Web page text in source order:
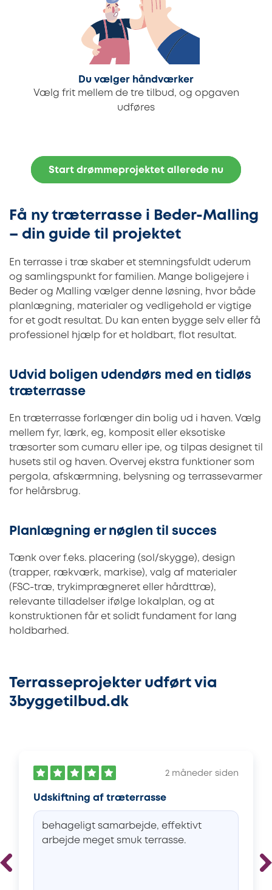
Du vælger håndværker
Vælg frit mellem de tre tilbud, og opgaven
udføres
Start drømmeprojektet allerede nu
Få ny træterrasse i Beder-Malling
– din guide til projektet
En terrasse i træ skaber et stemningsfuldt uderum
og samlingspunkt for familien. Mange boligejere i
Beder og Malling vælger denne løsning, hvor både
planlægning, materialer og vedligehold er vigtige
for et godt resultat. Du kan enten bygge selv eller få
professionel hjælp for et holdbart, flot resultat.
Udvid boligen udendørs med en tidløs
træterrasse
En træterrasse forlænger din bolig ud i haven. Vælg
mellem fyr, lærk, eg, komposit eller eksotiske
træsorter som cumaru eller ipe, og tilpas designet til
husets stil og haven. Overvej ekstra funktioner som
pergola, afskærmning, belysning og terrassevarmer
for helårsbrug.
Planlægning er nøglen til succes
Tænk over f.eks. placering (sol/skygge), design
(trapper, rækværk, markise), valg af materialer
(FSC-træ, trykimprægneret eller hårdttræ),
relevante tilladelser ifølge lokalplan, og at
konstruktionen får et solidt fundament for lang
holdbarhed.
Terrasseprojekter udført via
3byggetilbud.dk
2 måneder siden
Udskiftning af træterrasse
behageligt samarbejde, effektivt
arbejde meget smuk terrasse.